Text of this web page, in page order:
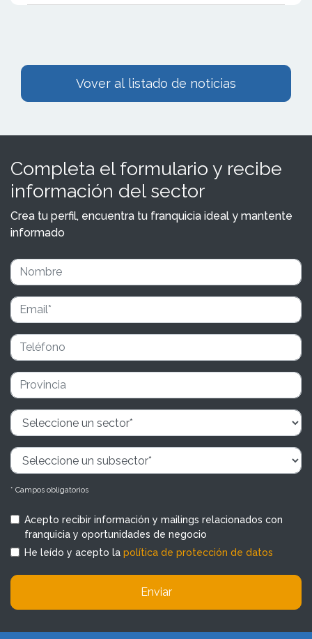
Vover al listado de noticias
Completa el formulario y recibe
información del sector
Crea tu perfil, encuentra tu franquicia ideal y mantente
informado
* Campos obligatorios
Acepto recibir información y mailings relacionados con
franquicia y oportunidades de negocio
He leído y acepto la política de protección de datos
Enviar